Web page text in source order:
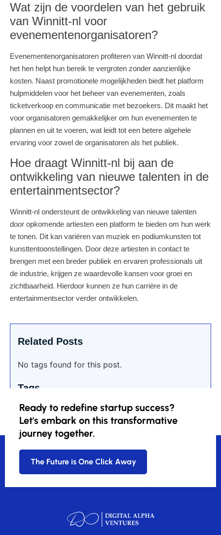
Wat zijn de voordelen van het gebruik
van Winnitt-nl voor
evenementenorganisatoren?
Evenementenorganisatoren profiteren van Winnitt-nl doordat
het hen helpt hun bereik te vergroten zonder aanzienlijke
kosten. Naast promotionele mogelijkheden biedt het platform
hulpmiddelen voor het beheer van evenementen, zoals
ticketverkoop en communicatie met bezoekers. Dit maakt het
voor organisatoren gemakkelijker om hun evenementen te
plannen en uit te voeren, wat leidt tot een betere algehele
ervaring voor zowel de organisatoren als het publiek.
Hoe draagt Winnitt-nl bij aan de
ontwikkeling van nieuwe talenten in de
entertainmentsector?
Winnitt-nl ondersteunt de ontwikkeling van nieuwe talenten
door opkomende artiesten een platform te bieden om hun werk
te tonen. Dit kan variëren van muziek en podiumkunsten tot
kunsttentoonstellingen. Door deze artiesten in contact te
brengen met een breder publiek en ervaren professionals uit
de industrie, krijgen ze waardevolle kansen voor groei en
zichtbaarheid. Hierdoor kunnen ze hun carrière in de
entertainmentsector verder ontwikkelen.
Related Posts
No tags found for this post.
Tags
Ready to redefine startup success?
Let's embark on this transformative
journey together.
The Future is One Click Away